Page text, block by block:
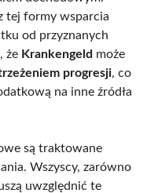
tej formy wsparcia
od przyznanych
że Krankengeld może
progresji, co
na inne źródła
są traktowane
Wszyscy, zarówno
uwzględnić te